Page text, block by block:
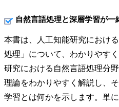
自然言語処理と深層学習が一
本書は、人工知能研究におけ
処理」について、わかりやす
研究における自然言語処理分
理論をわかりやすく解説し、
学習とは何かを示します。単